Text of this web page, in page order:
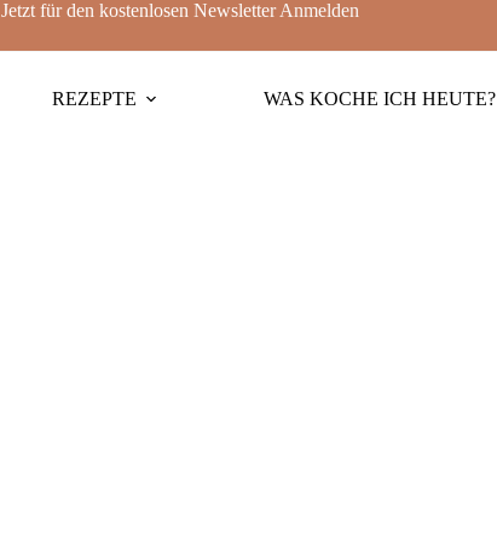
Jetzt für den kostenlosen NewsletterAnmelden
REZEPTE WAS KOCHE ICH HEUTE?